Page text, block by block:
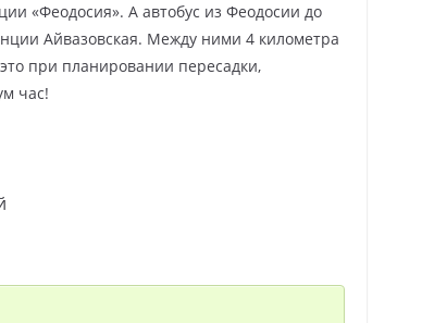
«Феодосия». А автобус из Феодосии до
Айвазовская. Между ними 4 километра
при планировании пересадки,
час!